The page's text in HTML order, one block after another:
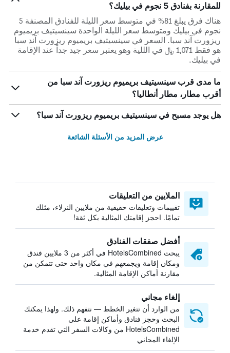
للمقارنة بفنادق 5 نجوم في بيليك؟
هناك فرق يبلغ 81% في متوسط ​​سعر الليلة للفنادق المصنفة 5
نجوم في بيليك ومتوسط ​​سعر الليلة الواحدة سينسيتيف بريميوم
ريزورت آند سبا. السعر في سينسيتيف بريميوم ريزورت آند سبا
هو فقط 1,071 ﷼ في الللية وهو يعتبر سعر جيد جداً عند الإقامة
في بيليك.
ما مدى قرب سينسيتيف بريميوم ريزورت آند سبا من
أقرب مطار، مطار أنطاليا؟
هل يوجد مسبح في سينسيتيف بريميوم ريزورت آند سبا؟
عرض المزيد من الأسئلة الشائعة
الملايين من التعليقات
تقييمات وتعليقات حقيقية من ملايين النزلاء، مثلك
تمامًا. احجز إقامتك المثالية بكل ثقة!
أفضل صفقات الفنادق
يبحث HotelsCombined في أكثر من 3 ملايين فندق
ومكان إقامة ويجمعهم في مكان واحد حتى تتمكن من
مقارنة أماكن الإقامة المثالية.
إلغاء مجاني
من الوارد أن تتغير الخطط — نتفهم ذلك. ولهذا يمكنك
البحث وحجز فنادق وأماكن إقامة على
HotelsCombined من وكالات السفر التي تقدم خدمة
الإلغاء المجاني